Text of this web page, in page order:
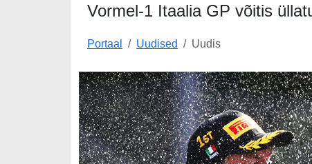
Vormel-1 Itaalia GP võitis
Portaal Uudised Uudis